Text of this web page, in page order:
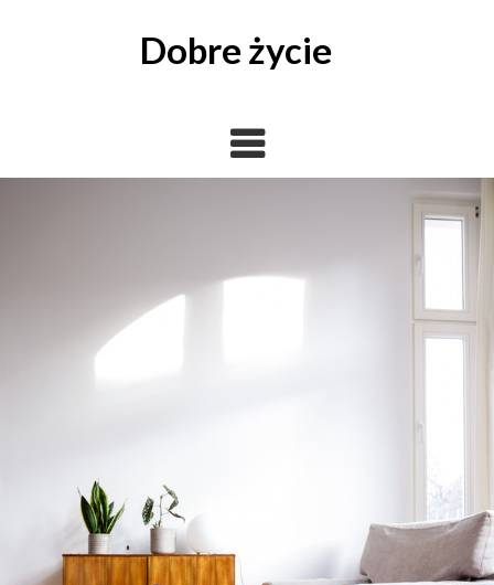
Dobre życie